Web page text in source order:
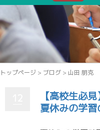
トップページ > ブログ > 山田 朋克
【高校生必
夏休みの学